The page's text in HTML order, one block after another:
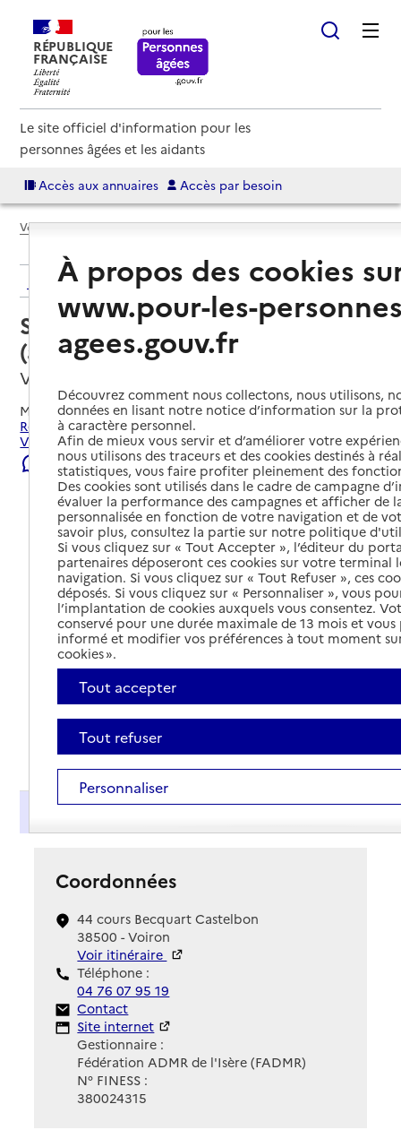
RÉPUBLIQUE
FRANÇAISE
Le site officiel d'information pour les
personnes âgées et les aidants
Accès aux annuaires Accès par besoin
Voir le fil d’Ariane
Retour aux résultats de l'annuaire
Service autonomie à domicile
(aide) – ADMR
Voiron, ISERE
Mis à jour le22/07/2026
Rechercher les établissements et services autour de
Voiron.
Signaler une erreur
Coordonnées
44 cours Becquart Castelbon
38500 - Voiron
Voir itinéraire
Téléphone :
04 76 07 95 19
Contact
Contact
Site Internet
Site internet
Gestionnaire :
Fédération ADMR de l'Isère (FADMR)
N° FINESS :
380024315
À propos des cookies
www.pour-les-
agees.gouv.fr
Découvrez comment nous collectons, nous utilisons,
données en lisant notre notice d’information sur la
à caractère personnel.
Afin de mieux vous servir et d’améliorer votre
nous utilisons des traceurs et des cookies destinés à
statistiques, vous faire profiter pleinement des
Des cookies sont utilisés dans le cadre de campagne
évaluer la performance des campagnes et afficher de
personnalisée en fonction de votre navigation et de
savoir plus, consultez la partie sur notre politique
Si vous cliquez sur « Tout Accepter », l’éditeur du
partenaires déposeront ces cookies sur votre terminal
navigation. Si vous cliquez sur « Tout Refuser », ces
déposés. Si vous cliquez sur « Personnaliser », vous
l’implantation de cookies auxquels vous consentez.
conservé pour une durée maximale de 13 mois et
informé et modifier vos préférences à tout moment
cookies ».
Tout accepter
Tout refuser
Personnaliser